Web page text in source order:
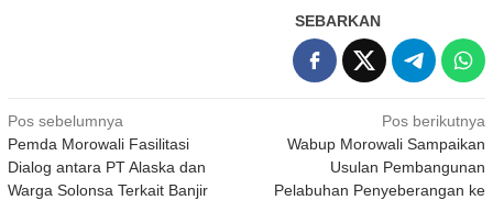
SEBARKAN
Navigasi
pos
Pos sebelumnya
Pemda Morowali Fasilitasi
Dialog antara PT Alaska dan
Warga Solonsa Terkait Banjir
Pos berikutnya
Wabup Morowali Sampaikan
Usulan Pembangunan
Pelabuhan Penyeberangan ke